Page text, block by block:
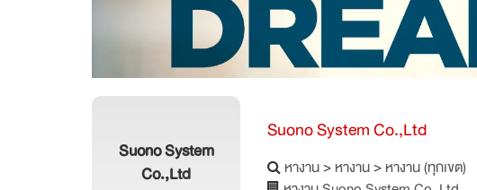
Suono System
Co.,Ltd
Suono System Co.,Ltd
หางาน>หางาน>หางาน (ทุกเขต)